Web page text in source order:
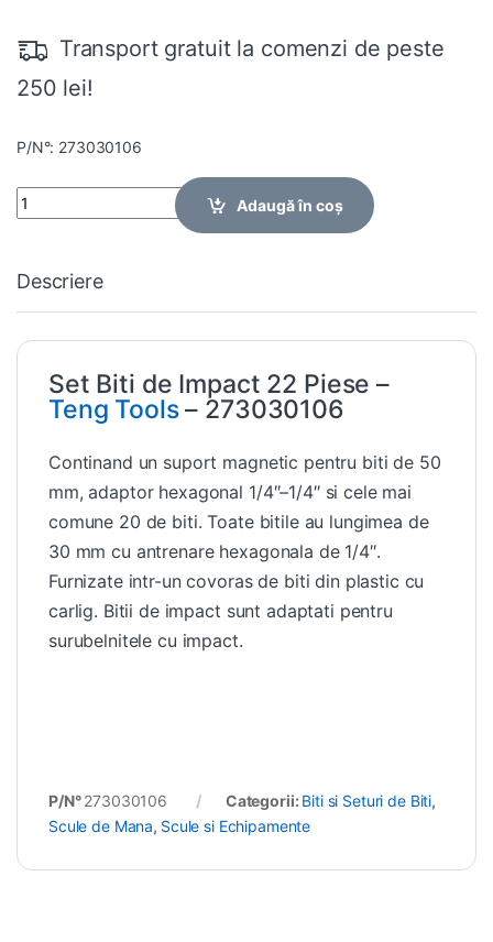
Transport gratuit la comenzi de peste
250 lei!
P/N°: 273030106
Quantity
Adaugă în coș
Descriere
Set Biti de Impact 22 Piese –
Teng Tools– 273030106
Continand un suport magnetic pentru biti de 50
mm, adaptor hexagonal 1/4″–1/4″ si cele mai
comune 20 de biti. Toate bitile au lungimea de
30 mm cu antrenare hexagonala de 1/4″.
Furnizate intr-un covoras de biti din plastic cu
carlig. Bitii de impact sunt adaptati pentru
surubelnitele cu impact.
P/N°273030106 Categorii: Biti si Seturi de Biti,
Scule de Mana, Scule si Echipamente